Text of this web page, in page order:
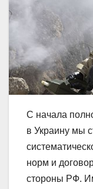
С начала
в Украину мы
норм и
стороны РФ.